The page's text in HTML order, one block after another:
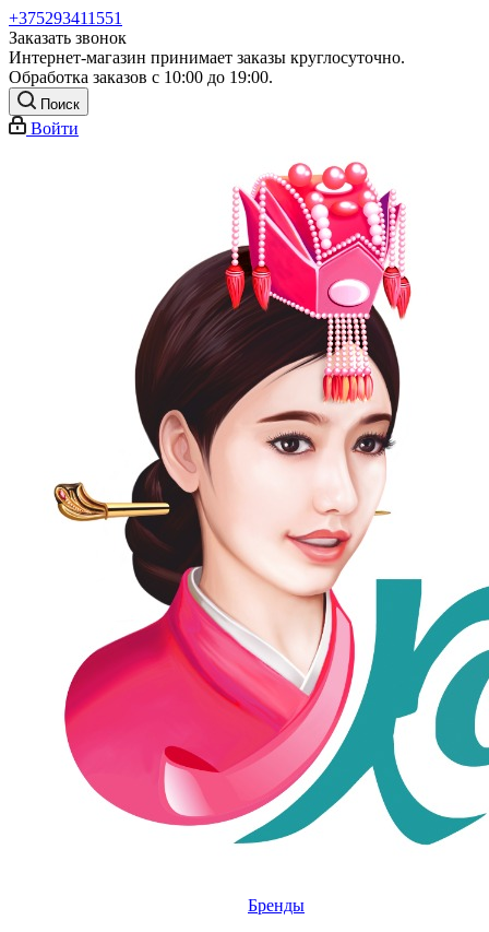
+375293411551
Заказать звонок
Интернет-магазин принимает заказы круглосуточно.
Обработка заказов с 10:00 до 19:00.
Поиск
Войти
Бренды